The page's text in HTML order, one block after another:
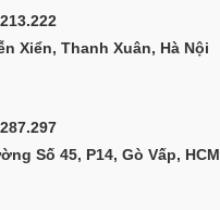
Xiển, Thanh Xuân, Hà Nội
Số 45, P14, Gò Vấp, HCM